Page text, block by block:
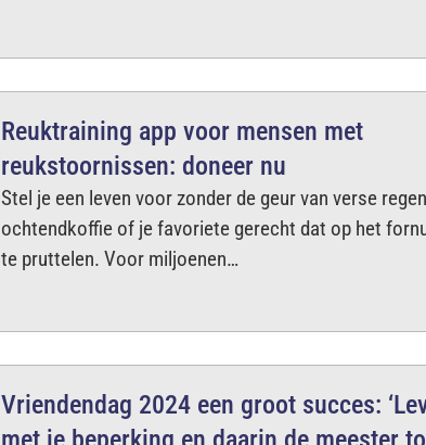
Reuktraining app voor mensen met
reukstoornissen: doneer nu
Stel je een leven voor zonder de geur van verse
ochtendkoffie of je favoriete gerecht dat op het
te pruttelen. Voor miljoenen…
Vriendendag 2024 een groot succes: